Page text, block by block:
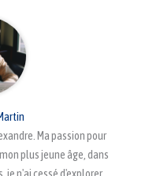
Ma passion pour
plus jeune âge, dans
je n'ai cessé d'explorer